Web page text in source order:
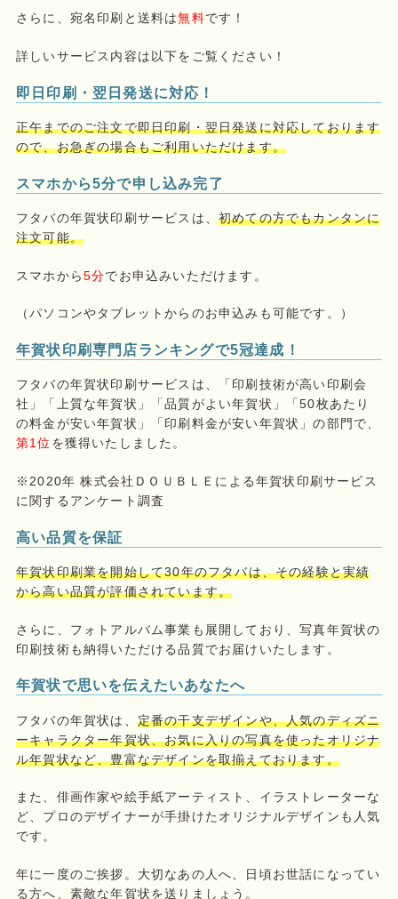
さらに、宛名印刷と送料は無料です！
詳しいサービス内容は以下をご覧ください！
即日印刷・翌日発送に対応！
正午までのご注文で即日印刷・翌日発送に対応しております
ので、お急ぎの場合もご利用いただけます。
スマホから5分で申し込み完了
フタバの年賀状印刷サービスは、 初めての方でもカンタンに
注文可能。
スマホから5分でお申込みいただけます。
（パソコンやタブレットからのお申込みも可能です。）
年賀状印刷専門店ランキングで5冠達成！
フタバの年賀状印刷サービスは、「印刷技術が高い印刷会
社」「上質な年賀状」「品質がよい年賀状」「50枚あたり
の料金が安い年賀状」「印刷料金が安い年賀状」の部門で、
第1位 を獲得いたしました。
※2020年 株式会社ＤＯＵＢＬＥによる年賀状印刷サービス
に関するアンケート調査
高い品質を保証
年賀状印刷業を開始して30年のフタバは、その経験と実績
から高い品質が評価されています。
さらに、フォトアルバム事業も展開しており、写真年賀状の
印刷技術も納得いただける品質でお届けいたします。
年賀状で思いを伝えたいあなたへ
フタバの年賀状は、 定番の干支デザインや、人気のディズニ
ーキャラクター年賀状、お気に入りの写真を使ったオリジナ
ル年賀状など、豊富なデザインを取揃えております。
また、俳画作家や絵手紙アーティスト、イラストレーターな
ど、プロのデザイナーが手掛けたオリジナルデザインも人気
です。
年に一度のご挨拶。大切なあの人へ、日頃お世話になってい
る方へ、素敵な年賀状を送りましょう。